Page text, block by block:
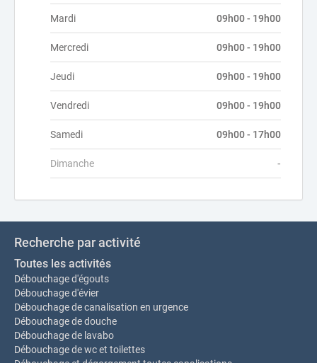
Mardi 09h00 - 19h00
Mercredi 09h00 - 19h00
Jeudi 09h00 - 19h00
Vendredi 09h00 - 19h00
Samedi 09h00 - 17h00
Dimanche -
Recherche par activité
Toutes les activités
Débouchage d'égouts
Débouchage d'évier
Débouchage de canalisation en urgence
Débouchage de douche
Débouchage de lavabo
Débouchage de wc et toilettes